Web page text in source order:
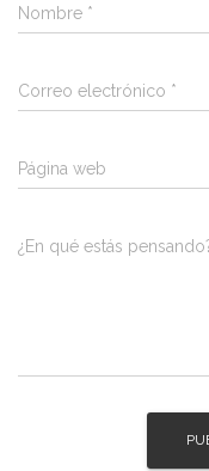
Nombre *
Correo electrónico *
Página web
¿En qué estás